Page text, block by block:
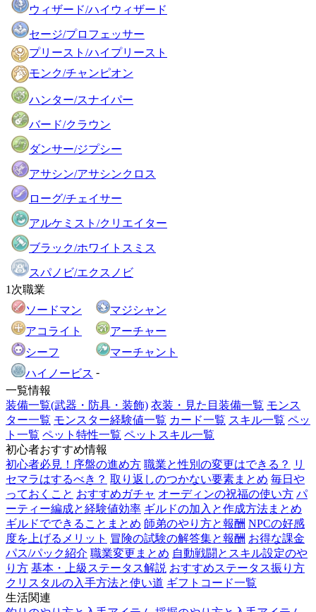
ウィザード/ハイウィザード
セージ/プロフェッサー
プリースト/ハイプリースト
モンク/チャンピオン
ハンター/スナイパー
バード/クラウン
ダンサー/ジプシー
アサシン/アサシンクロス
ローグ/チェイサー
アルケミスト/クリエイター
ブラック/ホワイトスミス
スパノビ/エクスノビ
1次職業
ソードマン
マジシャン
アコライト
アーチャー
シーフ
マーチャント
ハイノービス -
一覧情報
装備一覧(武器・防具・装飾) 衣装・見た目装備一覧 モンス
ター一覧 モンスター経験値一覧 カード一覧 スキル一覧 ペッ
ト一覧 ペット特性一覧 ペットスキル一覧
初心者おすすめ情報
初心者必見！序盤の進め方 職業と性別の変更はできる？
リ
セマラはするべき？ 取り返しのつかない要素まとめ 毎日や
っておくこと おすすめガチャ オーディンの祝福の使い方 パ
ーティー編成と経験値効率 ギルドの加入と作成方法まとめ
ギルドでできることまとめ 師弟のやり方と報酬 NPCの好感
度を上げるメリット 冒険の試験の解答集と報酬 お得な課金
パス/パック紹介 職業変更まとめ 自動戦闘とスキル設定のや
り方 基本・上級ステータス解説 おすすめステータス振り方
クリスタルの入手方法と使い道 ギフトコード一覧
生活関連